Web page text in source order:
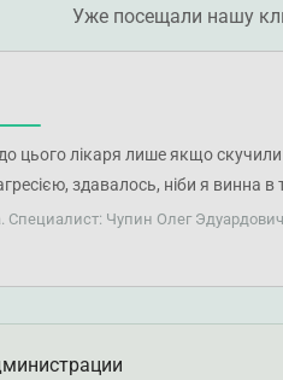
Уже посещали нашу
цього лікаря лише якщо
здавалось, ніби я
записана до іншого спеціаліста
Специалист: Чупин Олег